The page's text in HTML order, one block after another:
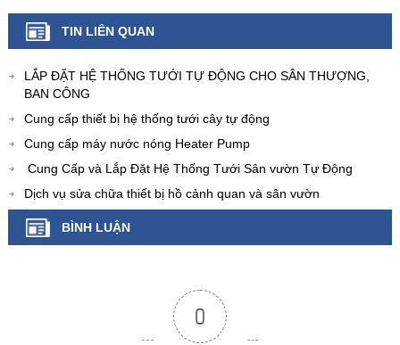
TIN LIÊN QUAN
LẮP ĐẶT HỆ THỐNG TƯỚI TỰ ĐỘNG CHO SÂN THƯỢNG,
BAN CÔNG
Cung cấp thiết bị hệ thống tưới cây tự động
Cung cấp máy nước nóng Heater Pump
Cung Cấp và Lắp Đặt Hệ Thống Tưới Sân vườn Tự Động
Dịch vụ sửa chữa thiết bị hồ cảnh quan và sân vườn
BÌNH LUẬN
0